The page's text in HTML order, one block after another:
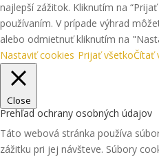
najlepší zážitok. Kliknutím na
používaním. V prípade výhrad
alebo odmietnuť kliknutím na
Nastaviť cookies Prijať všetkoČítať
Close
Prehľad ochrany osobných údajov
Táto webová stránka používa
zážitku pri jej návšteve. Súbory